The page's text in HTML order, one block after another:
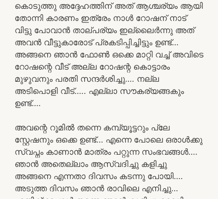
കൊടുത്തു അദ്ദേഹത്തിന് അത് ആശ്ചര്യം ആയി
തോന്നി കാരണം ഇത്രേം നാൾ റോഷന് നാട്
വിട്ടു പോവാൻ താല്പര്യം ഇല്ലൈർന്നു അത്
അവൻ വീട്ടുകാരോട് പ്രകടിപ്പിച്ചിട്ടും ഉണ്ട്…
അങ്ങനെ ഞാൻ ഫോൺ ഒക്കെ മാറ്റി വച്ച് അവിടെ
റോഷന്റെ വീട് അല്ല റോഷന്റ കൊട്ടാരം
മുഴുവനും പരതി സന്ദർശിച്ചു…. നല്ല
അടിപൊളി വീട്….. എല്ലാ സൗകര്യങ്ങകും
ഉണ്ട്….
അവന്റെ റൂമിൽ തന്നെ കമ്പ്യൂട്ടറും പ്ലേ
സ്റ്റേഷനും ഒക്കെ ഉണ്ട്… എന്നെ പോലെ ഒരാൾക്കു
സ്വപ്നം കാണാൻ മാത്രം പറ്റുന്ന സംഭവങ്ങൾ….
ഞാൻ അതെല്ലാം ആസ്വദിച്ചു കളിച്ചു
അങ്ങനെ എന്നതാ ദിവസം കടന്നു പോയി….
അടുത്ത ദിവസം ഞാൻ രാവിലെ എനിച്ചു…